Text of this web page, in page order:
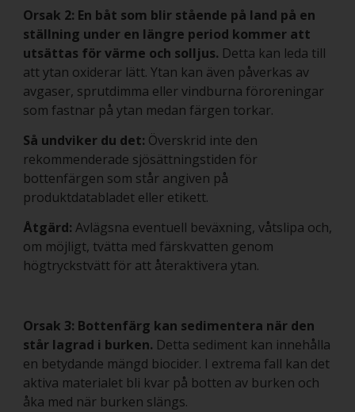
Orsak 2: En båt som blir stående på land på en
ställning under en längre period kommer att
utsättas för värme och solljus. Detta kan leda till
att ytan oxiderar lätt. Ytan kan även påverkas av
avgaser, sprutdimma eller vindburna föroreningar
som fastnar på ytan medan färgen torkar.
Så undviker du det: Överskrid inte den
rekommenderade sjösättningstiden för
bottenfärgen som står angiven på
produktdatabladet eller etikett.
Åtgärd: Avlägsna eventuell beväxning, våtslipa och,
om möjligt, tvätta med färskvatten genom
högtryckstvätt för att återaktivera ytan.
Orsak 3: Bottenfärg kan sedimentera när den
står lagrad i burken. Detta sediment kan innehålla
en betydande mängd biocider. I extrema fall kan det
aktiva materialet bli kvar på botten av burken och
åka med när burken slängs.